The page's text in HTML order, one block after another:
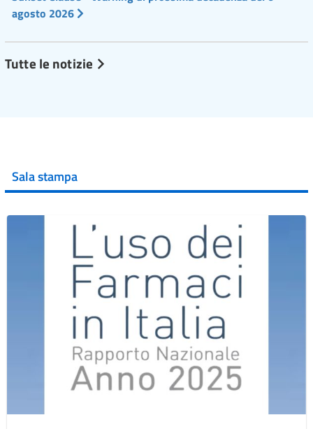
agosto 2026
Tutte le notizie
Sala stampa